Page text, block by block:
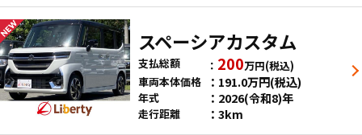
スペーシアカスタム
支払総額 200万円(税込)
車両本体価格
191.0万円(税込)
年式 2026(令和8)年
走行距離 3km